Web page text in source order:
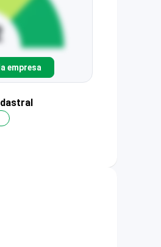
empresa